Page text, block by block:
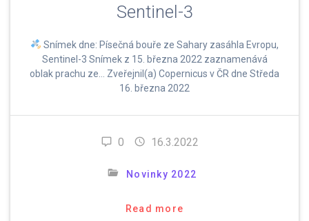
Sentinel-3
Snímek dne: Písečná bouře ze Sahary zasáhla Evropu,
Sentinel-3 Snímek z 15. března 2022 zaznamenává
oblak prachu ze… Zveřejnil(a) Copernicus v ČR dne Středa
16. března 2022
0 16.3.2022
Novinky 2022
Read more